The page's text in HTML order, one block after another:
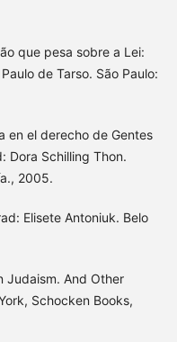
que pesa sobre a Lei:
de Tarso. São Paulo:
en el derecho de Gentes
Dora Schilling Thon.
2005.
Elisete Antoniuk. Belo
Judaism. And Other
Schocken Books,